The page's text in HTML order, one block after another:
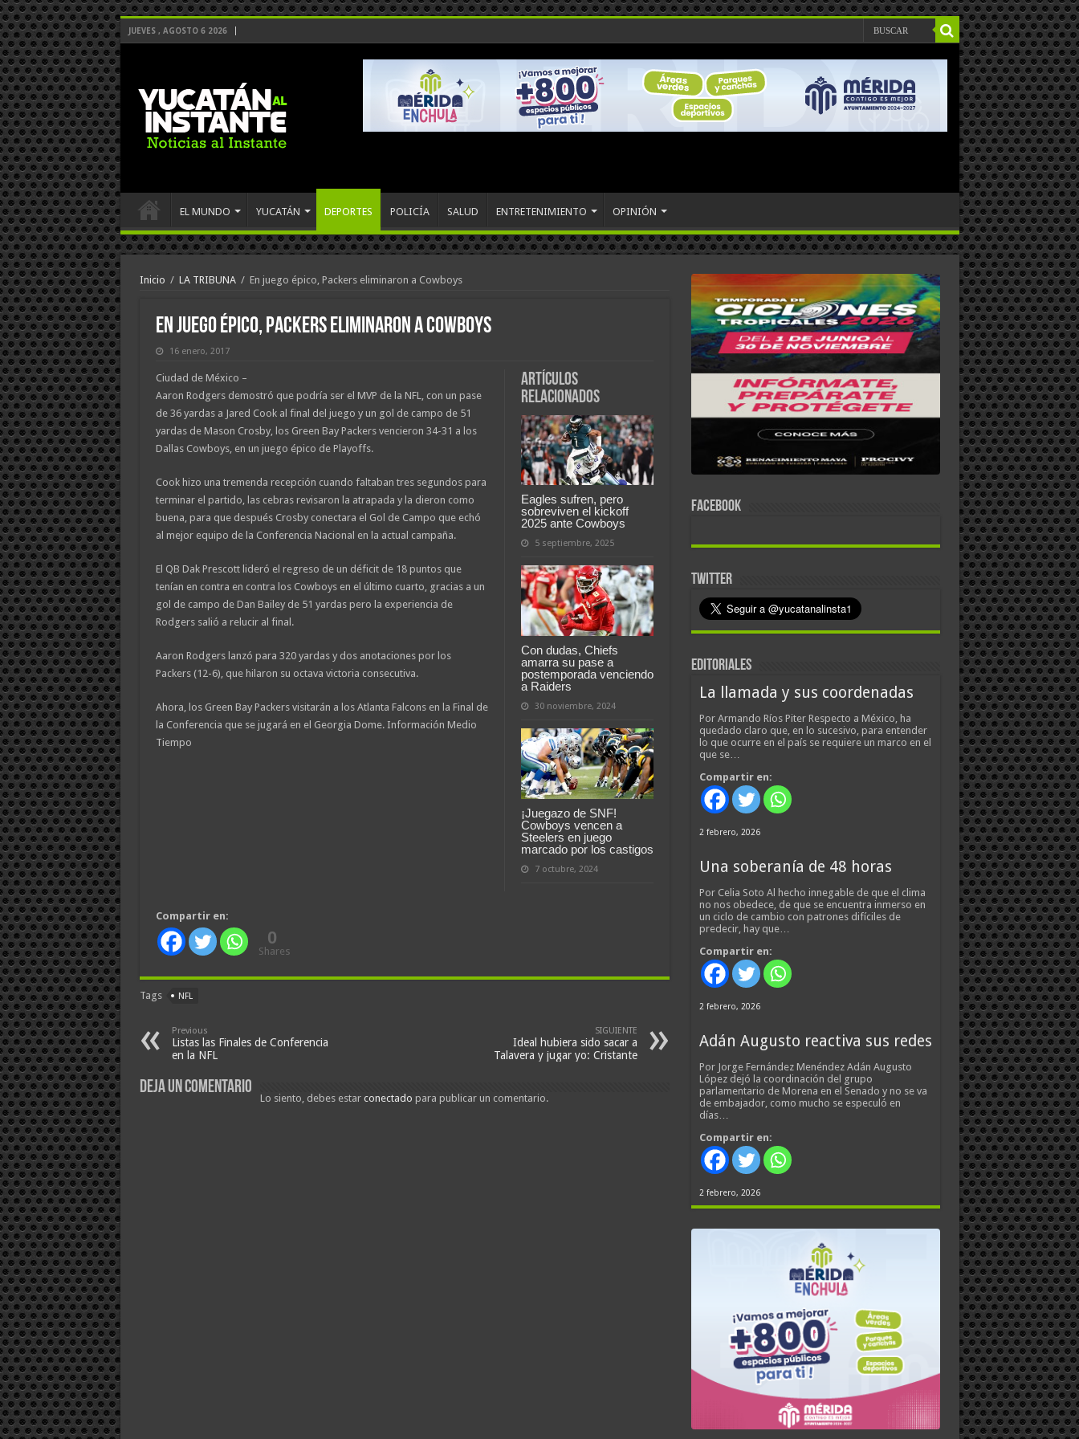
JUEVES , AGOSTO 6 2026
EL MUNDO YUCATÁN DEPORTES POLICÍA SALUD ENTRETENIMIENTO OPINIÓN
Inicio / LA TRIBUNA / En juego épico, Packers eliminaron a Cowboys
En juego épico, Packers eliminaron a Cowboys
16 enero, 2017
Artículos
relacionados
Eagles sufren, pero
sobreviven el kickoff
2025 ante Cowboys
5 septiembre, 2025
Con dudas, Chiefs
amarra su pase a
postemporada venciendo
a Raiders
30 noviembre, 2024
¡Juegazo de SNF!
Cowboys vencen a
Steelers en juego
marcado por los castigos
7 octubre, 2024
Ciudad de México –
Aaron Rodgers demostró que podría ser el MVP de la NFL, con un pase
de 36 yardas a Jared Cook al final del juego y un gol de campo de 51
yardas de Mason Crosby, los Green Bay Packers vencieron 34-31 a los
Dallas Cowboys, en un juego épico de Playoffs.
Cook hizo una tremenda recepción cuando faltaban tres segundos para
terminar el partido, las cebras revisaron la atrapada y la dieron como
buena, para que después Crosby conectara el Gol de Campo que echó
al mejor equipo de la Conferencia Nacional en la actual campaña.
El QB Dak Prescott lideró el regreso de un déficit de 18 puntos que
tenían en contra en contra los Cowboys en el último cuarto, gracias a un
gol de campo de Dan Bailey de 51 yardas pero la experiencia de
Rodgers salió a relucir al final.
Aaron Rodgers lanzó para 320 yardas y dos anotaciones por los
Packers (12-6), que hilaron su octava victoria consecutiva.
Ahora, los Green Bay Packers visitarán a los Atlanta Falcons en la Final de
la Conferencia que se jugará en el Georgia Dome. Información Medio
Tiempo
Compartir en:
0
Shares
Tags NFL
Previous
Listas las Finales de Conferencia
en la NFL
SIGUIENTE
Ideal hubiera sido sacar a
Talavera y jugar yo: Cristante
Deja un comentario
Lo siento, debes estar conectado para publicar un comentario.
FACEBOOK
TWITTER
EDITORIALES
La llamada y sus coordenadas
Por Armando Ríos Piter Respecto a México, ha
quedado claro que, en lo sucesivo, para entender
lo que ocurre en el país se requiere un marco en el
que se…
Compartir en:
2 febrero, 2026
Una soberanía de 48 horas
Por Celia Soto Al hecho innegable de que el clima
no nos obedece, de que se encuentra inmerso en
un ciclo de cambio con patrones difíciles de
predecir, hay que…
Compartir en:
2 febrero, 2026
Adán Augusto reactiva sus redes
Por Jorge Fernández Menéndez Adán Augusto
López dejó la coordinación del grupo
parlamentario de Morena en el Senado y no se va
de embajador, como mucho se especuló en
días…
Compartir en:
2 febrero, 2026